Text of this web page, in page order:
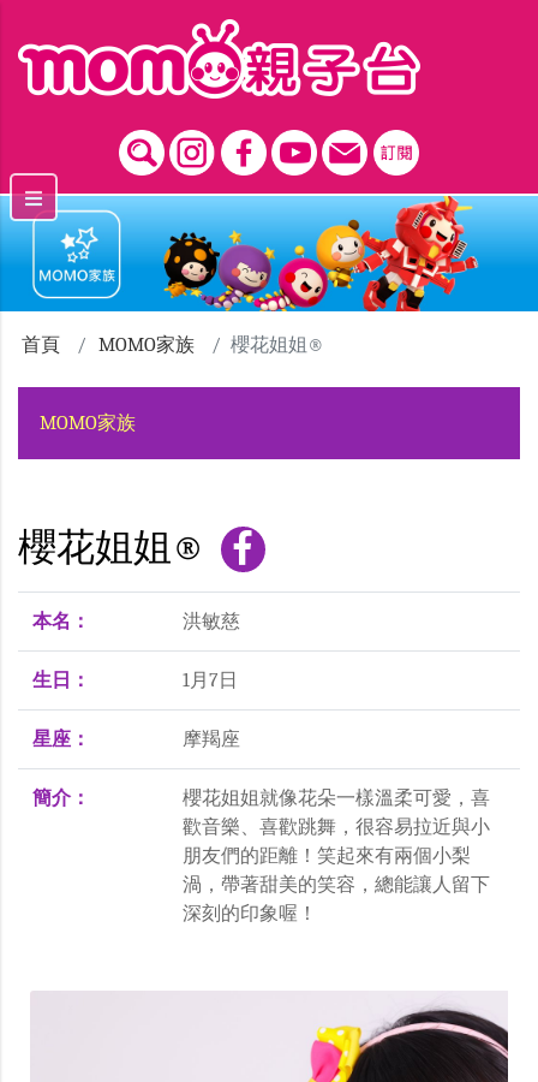
首頁 MOMO家族 櫻花姐姐®
MOMO家族
櫻花姐姐®
本名： 洪敏慈
生日： 1月7日
星座： 摩羯座
簡介：
櫻花姐姐就像花朵一樣溫柔可愛，喜
歡音樂、喜歡跳舞，很容易拉近與小
朋友們的距離！笑起來有兩個小梨
渦，帶著甜美的笑容，總能讓人留下
深刻的印象喔！